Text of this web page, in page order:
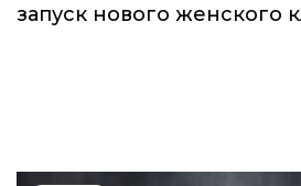
запуск нового женского